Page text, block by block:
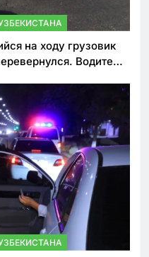
на ходу грузовик
Водитель